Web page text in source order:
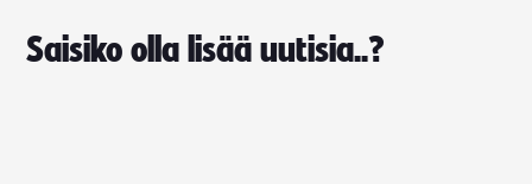
Saisiko olla lisää uutisia..?